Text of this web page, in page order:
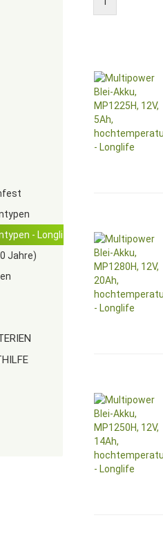
- Longlife
Jahre)